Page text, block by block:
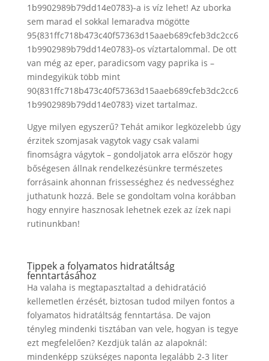
1b9902989b79dd14e0783}-a is víz lehet! Az uborka
sem marad el sokkal lemaradva mögötte
95{831ffc718b473c40f57363d15aaeb689cfeb3dc2cc6
1b9902989b79dd14e0783}-os víztartalommal. De ott
van még az eper, paradicsom vagy paprika is –
mindegyikük több mint
90{831ffc718b473c40f57363d15aaeb689cfeb3dc2cc6
1b9902989b79dd14e0783} vizet tartalmaz.
Ugye milyen egyszerű? Tehát amikor legközelebb úgy
érzitek szomjasak vagytok vagy csak valami
finomságra vágytok – gondoljatok arra először hogy
bőségesen állnak rendelkezésünkre természetes
forrásaink ahonnan frissességhez és nedvességhez
juthatunk hozzá. Bele se gondoltam volna korábban
hogy ennyire hasznosak lehetnek ezek az ízek napi
rutinunkban!
Tippek a folyamatos hidratáltság
fenntartásához
Ha valaha is megtapasztaltad a dehidratáció
kellemetlen érzését, biztosan tudod milyen fontos a
folyamatos hidratáltság fenntartása. De vajon
tényleg mindenki tisztában van vele, hogyan is tegye
ezt megfelelően? Kezdjük talán az alapoknál:
mindenképp szükséges naponta legalább 2-3 liter